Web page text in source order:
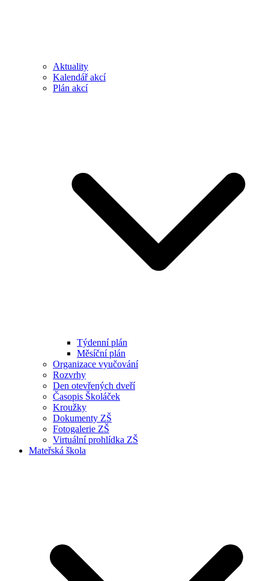
Aktuality
Kalendář akcí
Plán akcí
Týdenní plán
Měsíční plán
Organizace vyučování
Rozvrhy
Den otevřených dveří
Časopis Školáček
Kroužky
Dokumenty ZŠ
Fotogalerie ZŠ
Virtuální prohlídka ZŠ
Mateřská škola